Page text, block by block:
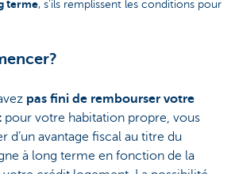
terme, s'ils remplissent les conditions pour
pas fini de rembourser votre
pour votre habitation propre, vous
d’un avantage fiscal au titre du
à long terme en fonction de la